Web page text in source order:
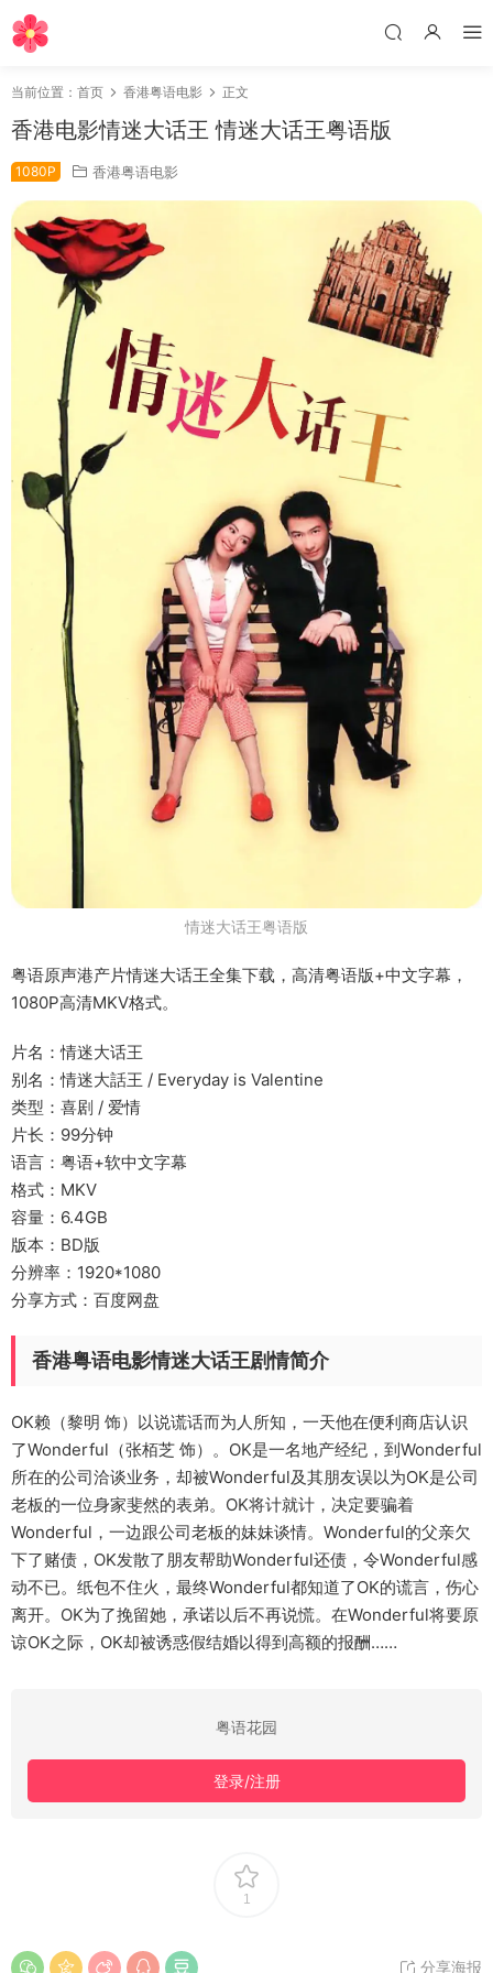
当前位置： 首页 香港粤语电影 正文
香港电影情迷大话王 情迷大话王粤语版
1080P 香港粤语电影
情迷大话王粤语版
粤语原声港产片情迷大话王全集下载，高清粤语版+中文字幕，
1080P高清MKV格式。
片名：情迷大话王
别名：情迷大話王 / Everyday is Valentine
类型：喜剧 / 爱情
片长：99分钟
语言：粤语+软中文字幕
格式：MKV
容量：6.4GB
版本：BD版
分辨率：1920*1080
分享方式：百度网盘
香港粤语电影情迷大话王剧情简介
OK赖（黎明 饰）以说谎话而为人所知，一天他在便利商店认识
了Wonderful（张栢芝 饰）。OK是一名地产经纪，到Wonderful
所在的公司洽谈业务，却被Wonderful及其朋友误以为OK是公司
老板的一位身家斐然的表弟。OK将计就计，决定要骗着
Wonderful，一边跟公司老板的妹妹谈情。Wonderful的父亲欠
下了赌债，OK发散了朋友帮助Wonderful还债，令Wonderful感
动不已。纸包不住火，最终Wonderful都知道了OK的谎言，伤心
离开。OK为了挽留她，承诺以后不再说慌。在Wonderful将要原
谅OK之际，OK却被诱惑假结婚以得到高额的报酬……
粤语花园
登录/注册
1
分享海报